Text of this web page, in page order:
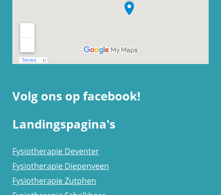
Volg ons op facebook!
Landingspagina's
Fysiotherapie Deventer
Fysiotherapie Diepenveen
Fysiotherapie Zutphen